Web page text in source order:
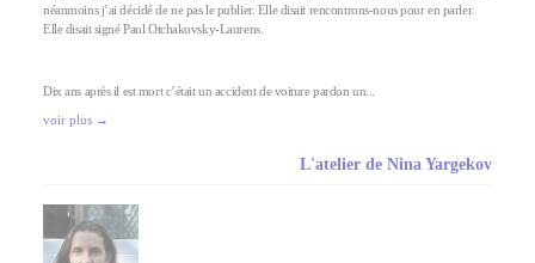
néanmoins j’ai décidé de ne pas le publier. Elle disait rencontrons-nous pour en parler.
Elle disait signé Paul Otchakovsky-Laurens.
Dix ans après il est mort c’était un accident de voiture pardon un...
voir plus →
L'atelier de Nina Yargekov